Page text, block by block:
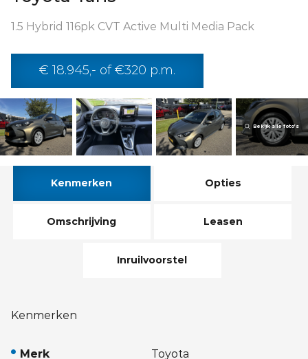
1.5 Hybrid 116pk CVT Active Multi Media Pack
€ 18.945,- of €320 p.m.
Bekijk alle foto’s
Kenmerken Opties
Omschrijving Leasen
Inruilvoorstel
Kenmerken
Merk
Toyota